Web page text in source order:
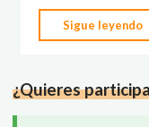
Sigue leyendo
¿Quieres